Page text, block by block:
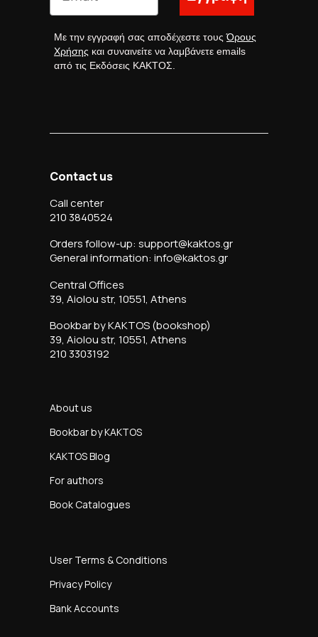
Με την εγγραφή σας αποδέχεστε τουςΌρους
Χρήσης και συναινείτε να λαμβάνετε emails
από τις Εκδόσεις ΚΑΚΤΟΣ.
Contact us
Call center
210 3840524
Orders follow-up: support@kaktos.gr
General information: info@kaktos.gr
Central Offices
39, Aiolou str, 10551, Athens
Bookbar by KAKTOS (bookshop)
39, Aiolou str, 10551, Athens
210 3303192
About us
Bookbar by KAKTOS
KAKTOS Blog
For authors
Book Catalogues
User Terms & Conditions
Privacy Policy
Bank Accounts